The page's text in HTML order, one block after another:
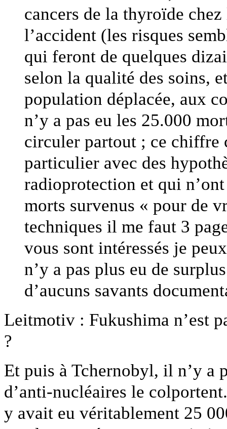
cancers de la thyroïde
l’accident (les risques
qui feront de quelques
selon la qualité des soins,
population déplacée, aux
n’y a pas eu les 25.000
circuler partout ; ce chiffre
particulier avec des
radioprotection et qui
morts survenus « pour de
techniques il me faut 3
vous sont intéressés je
n’y a pas plus eu de
d’aucuns savants
Leitmotiv : Fukushima n’est
?
Et puis à Tchernobyl, il n’y a
d’anti-nucléaires le
y avait eu véritablement 25